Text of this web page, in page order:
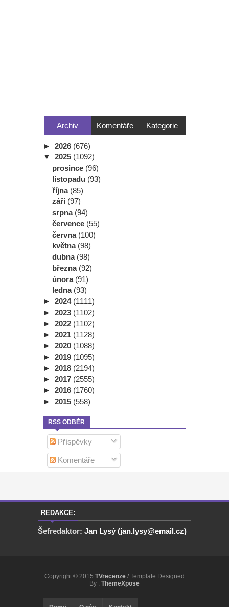
Archiv Komentáře Kategorie
► 2026 (676)
▼ 2025 (1092)
prosince (96)
listopadu (93)
října (85)
září (97)
srpna (94)
července (55)
června (100)
května (98)
dubna (98)
března (92)
února (91)
ledna (93)
► 2024 (1111)
► 2023 (1102)
► 2022 (1102)
► 2021 (1128)
► 2020 (1088)
► 2019 (1095)
► 2018 (2194)
► 2017 (2555)
► 2016 (1760)
► 2015 (558)
RSS ODBĚR
Příspěvky
Komentáře
REDAKCE:
Šefredaktor: Jan Lysý (jan.lysy@email.cz)
Copyright © 2015 TVrecenze / Template Designed
By : ThemeXpose